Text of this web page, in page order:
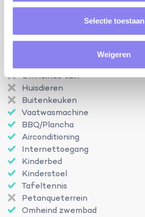
Selectie toestaan
Weigeren
omkeerbare airco
Faciliteiten
Omheinde tuin
Huisdieren
Buitenkeuken
Vaatwasmachine
BBQ/Plancha
Airconditioning
Internettoegang
Kinderbed
Kinderstoel
Tafeltennis
Petanqueterrein
Omheind zwembad